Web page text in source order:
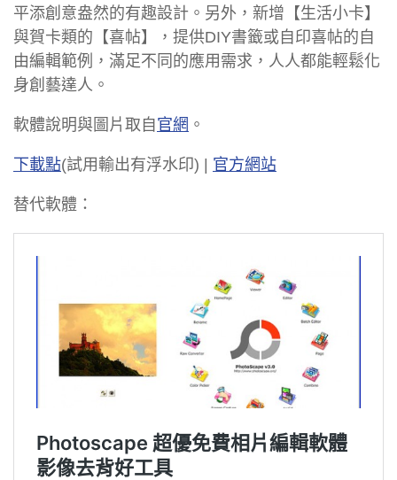
平添創意盎然的有趣設計。另外，新增【生活小卡】
與賀卡類的【喜帖】，提供DIY書籤或自印喜帖的自
由編輯範例，滿足不同的應用需求，人人都能輕鬆化
身創藝達人。
軟體說明與圖片取自 官網 。
下載點(試用輸出有浮水印) | 官方網站
替代軟體：